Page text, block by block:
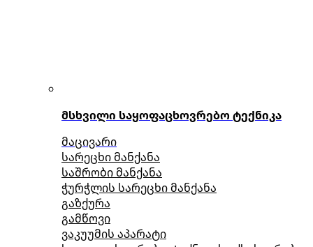
მსხვილი საყოფაცხოვრებო ტექნიკა
მაცივარი
სარეცხი მანქანა
საშრობი მანქანა
ჭურჭლის სარეცხი მანქანა
გაზქურა
გამწოვი
ვაკუუმის აპარატი